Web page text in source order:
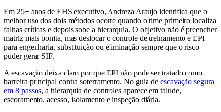
Em 25+ anos de EHS executivo, Andreza Araujo identifica que o
melhor uso dos dois métodos ocorre quando o time primeiro localiza
falhas críticas e depois sobe a hierarquia. O objetivo não é preencher
matriz mais bonita, mas deslocar o controle de treinamento e EPI
para engenharia, substituição ou eliminação sempre que o risco
puder gerar SIF.
A escavação deixa claro por que EPI não pode ser tratado como
barreira principal contra soterramento. No guia de escavação segura
em 8 passos, a hierarquia de controles aparece em talude,
escoramento, acesso, isolamento e inspeção diária.